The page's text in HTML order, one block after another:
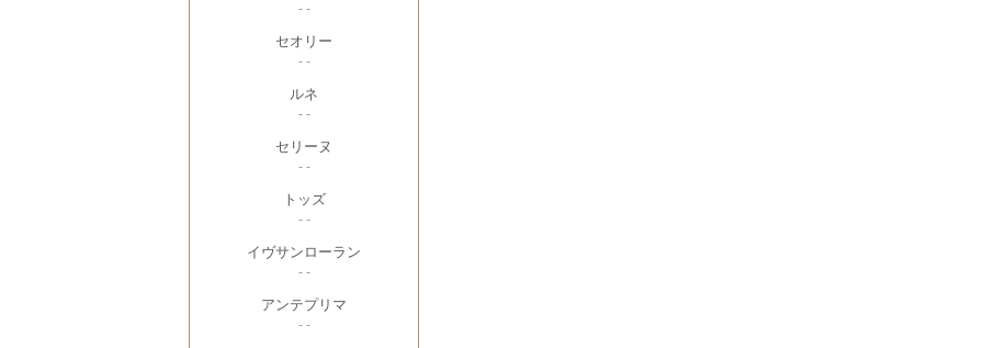
- -
セオリー
- -
ルネ
- -
セリーヌ
- -
トッズ
- -
イヴサンローラン
- -
アンテプリマ
- -